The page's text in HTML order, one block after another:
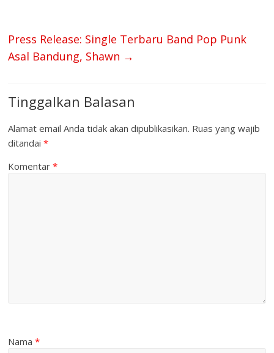
Press Release: Single Terbaru Band Pop Punk
Asal Bandung, Shawn →
Tinggalkan Balasan
Alamat email Anda tidak akan dipublikasikan. Ruas yang wajib
ditandai*
Komentar*
Nama*